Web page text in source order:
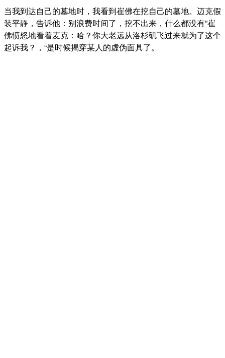
当我到达自己的墓地时，我看到崔佛在挖自己的墓地。迈克假
装平静，告诉他：别浪费时间了，挖不出来，什么都没有”崔
佛愤怒地看着麦克：哈？你大老远从洛杉矶飞过来就为了这个
起诉我？，“是时候揭穿某人的虚伪面具了。